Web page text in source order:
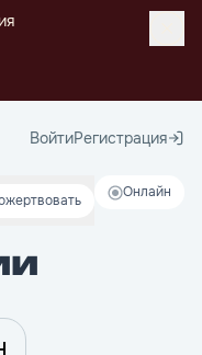
ВойтиРегистрация
Онлайн